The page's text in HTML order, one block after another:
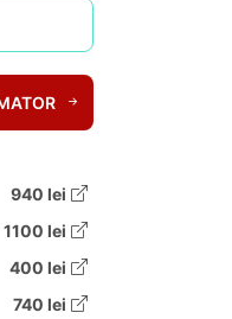
940 lei
1100 lei
400 lei
740 lei